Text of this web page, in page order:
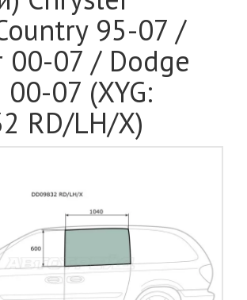
95-07 /
00-07 / Dodge
00-07 (XYG:
RD/LH/X)